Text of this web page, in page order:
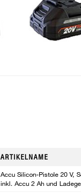
ARTIKELNAME
Accu Silicon-Pistole 20 V,
inkl. Accu 2 Ah und